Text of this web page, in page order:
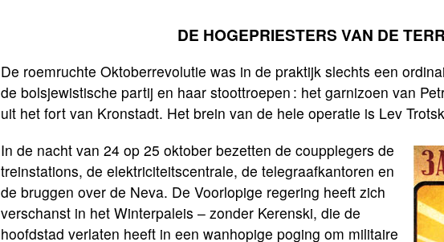
DE HOGEPRIESTERS VAN DE
De roemruchte Oktoberrevolutie was in de praktijk slechts een
de bolsjewistische partij en haar stoottroepen : het garnizoen van
uit het fort van Kronstadt. Het brein van de hele operatie is Lev
In de nacht van 24 op 25 oktober bezetten de coupplegers de
treinstations, de elektriciteitscentrale, de telegraafkantoren en
de bruggen over de Neva. De Voorlopige regering heeft zich
verschanst in het Winterpaleis – zonder Kerenski, die de
hoofdstad verlaten heeft in een wanhopige poging om militaire